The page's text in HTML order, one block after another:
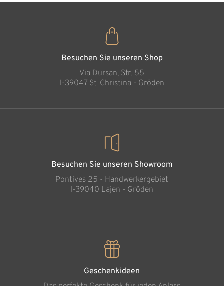
Besuchen Sie unseren Shop
Via Dursan, Str. 55
l-39047 St. Christina - Gröden
Besuchen Sie unseren Showroom
Pontives 25 - Handwerkergebiet
l-39040 Lajen - Gröden
Geschenkideen